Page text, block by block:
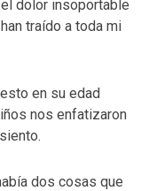
dolor insoportable
traído a toda mi
en su edad
nos enfatizaron
dos cosas que